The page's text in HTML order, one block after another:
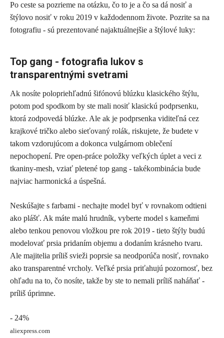
Po ceste sa pozrieme na otázku, čo to je a čo sa dá nosiť a
štýlovo nosiť v roku 2019 v každodennom živote. Pozrite sa na
fotografiu - sú prezentované najaktuálnejšie a štýlové luky:
Top gang - fotografia lukov s
transparentnými svetrami
Ak nosíte polopriehľadnú šifónovú blúzku klasického štýlu,
potom pod spodkom by ste mali nosiť klasickú podprsenku,
ktorá zodpovedá blúzke. Ale ak je podprsenka viditeľná cez
krajkové tričko alebo sieťovaný rolák, riskujete, že budete v
takom vzdorujúcom a dokonca vulgárnom oblečení
nepochopení. Pre open-práce položky veľkých úplet a veci z
tkaniny-mesh, vziať pletené top gang - takékombinácia bude
najviac harmonická a úspešná.
Neskúšajte s farbami - nechajte model byť v rovnakom odtieni
ako plášť. Ak máte malú hrudník, vyberte model s kameňmi
alebo tenkou penovou vložkou pre rok 2019 - tieto štýly budú
modelovať prsia pridaním objemu a dodaním krásneho tvaru.
Ale majitelia príliš svieži poprsie sa neodporúča nosiť, rovnako
ako transparentné vrcholy. Veľké prsia priťahujú pozornosť, bez
ohľadu na to, čo nosíte, takže by ste to nemali príliš naháňať -
príliš úprimne.
- 24%
aliexpress.com